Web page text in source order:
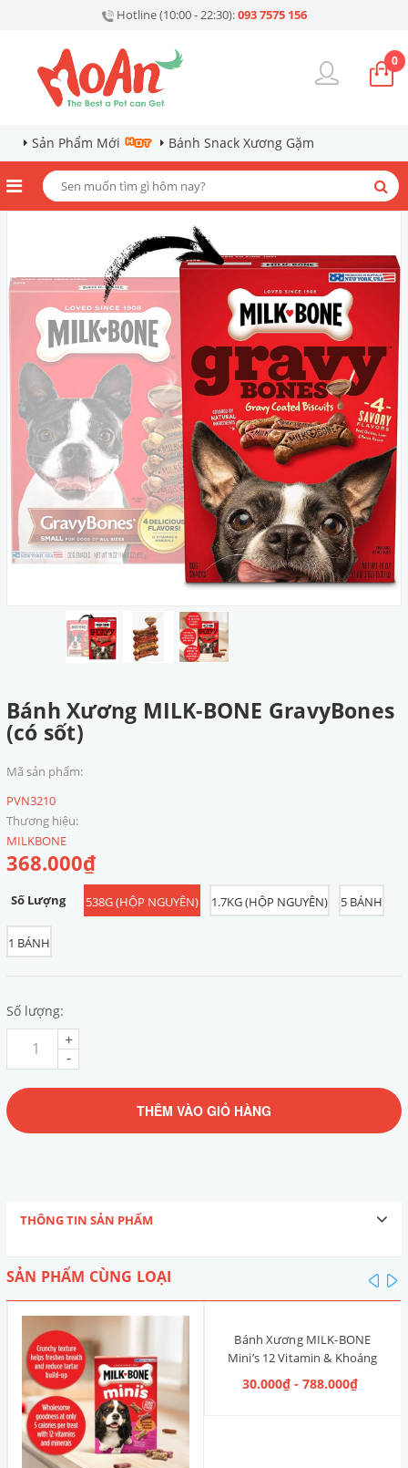
Hotline (10:00 - 22:30):093 7575 156
0
Sản Phẩm Mới Bánh Snack Xương Gặm
Bánh Xương MILK-BONE GravyBones
(có sốt)
Mã sản phẩm:
PVN3210
Thương hiệu:
MILKBONE
368.000₫
Số Lượng 538G (HỘP NGUYÊN) 1.7KG (HỘP NGUYÊN) 5 BÁNH
1 BÁNH
Số lượng:
-
+
THÊM VÀO GIỎ HÀNG
THÔNG TIN SẢN PHẨM
SẢN PHẨM CÙNG LOẠI
Bánh Xương MILK-BONE
Mini’s 12 Vitamin & Khoáng
(size mini)
30.000₫ - 788.000₫